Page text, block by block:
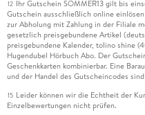
12 Ihr Gutschein SOMMER13 gilt bis
Gutschein ausschließlich online
zur Abholung mit Zahlung in der Filiale
gesetzlich preisgebundene Artikel
preisgebundene Kalender, tolino shine
Hugendubel Hörbuch Abo. Der
Geschenkkarten kombinierbar. Eine
und der Handel des Gutscheincodes
15 Leider können wir die Echtheit der
Einzelbewertungen nicht prüfen.